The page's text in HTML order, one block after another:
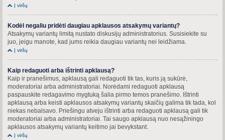
Į viršų
Kodėl negaliu pridėti daugiau apklausos atsakymų variantų?
Atsakymų variantų limitą nustato diskusijų administratorius. Susisiekite su
juo, jeigu manote, kad jums reikia daugiau variantų nei leidžiama.
Į viršų
Kaip redaguoti arba ištrinti apklausą?
Kaip ir pranešimus, apklausą gali redaguoti tik tas, kuris ją sukūrė,
moderatoriai arba administratoriai. Norėdami redaguoti apklausą
paspauskite redagavimo mygtuką šalia pirmo temos pranešimo. Ištrinti
apklausą arba keisti apklausos atsakymų variantų skaičių galima tik tada, kol
niekas nebalsavo. Priešingu atveju ištrinti arba redaguoti apklausą gali tik
moderatoriai arba administratoriai. Tai saugo apklausą nuo nesąžiningo
apklausos atsakymų variantų keitimo jai bevykstant.
Į viršų